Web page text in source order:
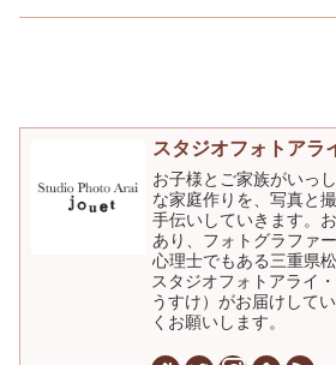
スタジオフォトアラ
お子様とご家族がいっ
な家庭作りを、写真と
手伝いしていきます。
あり、フォトグラファ
心理士でもある三重県
スタジオフォトアライ
うすけ）がお届けして
くお願いします。